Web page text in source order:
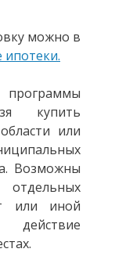
можно в
ипотеки.
купить
или
Возможны
или иной